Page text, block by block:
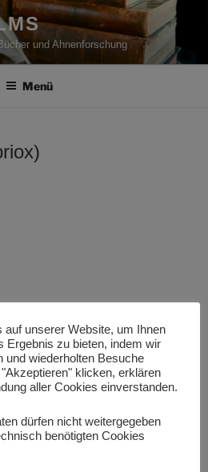
und Ahnenforschung
Menü
unserer Website, um Ihnen
Ergebnis zu bieten, indem wir
und wiederholten Besuche
klicken, erklären
aller Cookies einverstanden.
dürfen nicht weitergegeben
benötigten Cookies